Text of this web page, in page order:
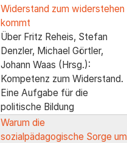
Widerstand zum widerstehen
kommt
Über Fritz Reheis, Stefan
Denzler, Michael Görtler,
Johann Waas (Hrsg.):
Kompetenz zum Widerstand.
Eine Aufgabe für die
politische Bildung
Warum die
sozialpädagogische Sorge um